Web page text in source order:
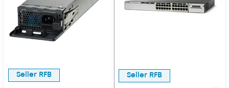
Seller RFB Seller RFB